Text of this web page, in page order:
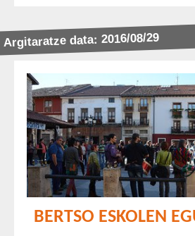
Argitaratze data: 2016/08/29
BERTSO ESKOLEN